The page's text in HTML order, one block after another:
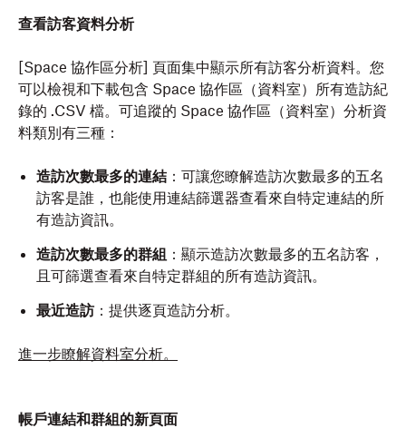
查看訪客資料分析
[Space 協作區分析] 頁面集中顯示所有訪客分析資料。您
可以檢視和下載包含 Space 協作區（資料室）所有造訪紀
錄的 .CSV 檔。可追蹤的 Space 協作區（資料室）分析資
料類別有三種：
造訪次數最多的連結 ：可讓您瞭解造訪次數最多的五名
訪客是誰，也能使用連結篩選器查看來自特定連結的所
有造訪資訊。
造訪次數最多的群組 ：顯示造訪次數最多的五名訪客，
且可篩選查看來自特定群組的所有造訪資訊。
最近造訪 ：提供逐頁造訪分析。
進一步瞭解資料室分析。
帳戶連結和群組的新頁面